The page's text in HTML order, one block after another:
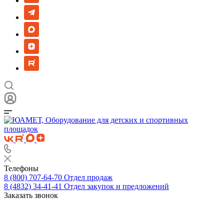
Телефоны
8 (800) 707-64-70 Отдел продаж
8 (4832) 34-41-41 Отдел закупок и предложений
Заказать звонок